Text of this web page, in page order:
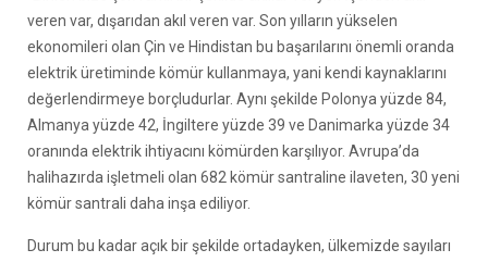
veren var, dışarıdan akıl veren var. Son yılların yükselen
ekonomileri olan Çin ve Hindistan bu başarılarını önemli oranda
elektrik üretiminde kömür kullanmaya, yani kendi kaynaklarını
değerlendirmeye borçludurlar. Aynı şekilde Polonya yüzde 84,
Almanya yüzde 42, İngiltere yüzde 39 ve Danimarka yüzde 34
oranında elektrik ihtiyacını kömürden karşılıyor. Avrupa’da
halihazırda işletmeli olan 682 kömür santraline ilaveten, 30 yeni
kömür santrali daha inşa ediliyor.
Durum bu kadar açık bir şekilde ortadayken, ülkemizde sayıları